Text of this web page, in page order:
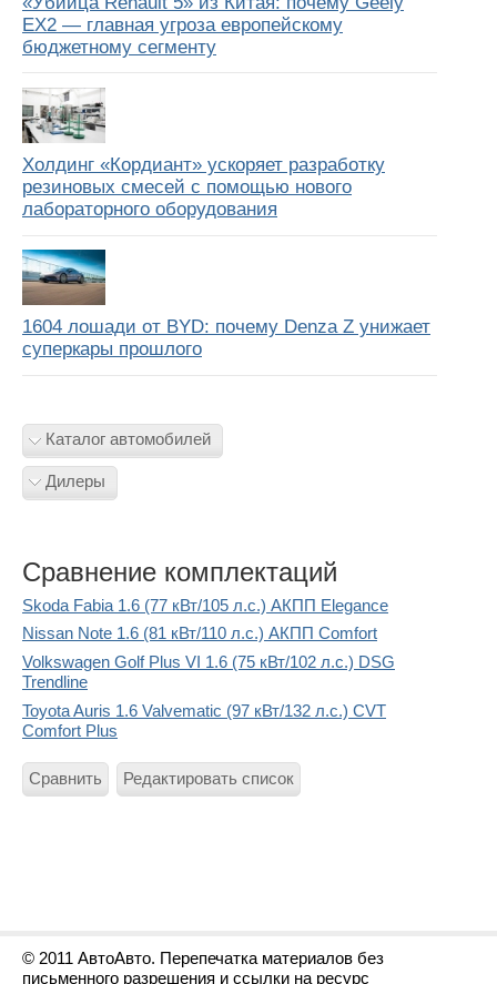
EX2 — главная угроза европейскому
бюджетному сегменту
Холдинг «Кордиант» ускоряет разработку
резиновых смесей с помощью нового
лабораторного оборудования
1604 лошади от BYD: почему Denza Z унижает
суперкары прошлого
Каталог автомобилей
Дилеры
Сравнение комплектаций
Skoda Fabia 1.6 (77 кВт/105 л.с.) АКПП Elegance
Nissan Note 1.6 (81 кВт/110 л.с.) АКПП Comfort
Volkswagen Golf Plus VI 1.6 (75 кВт/102 л.с.) DSG
Trendline
Toyota Auris 1.6 Valvematic (97 кВт/132 л.с.) CVT
Comfort Plus
Сравнить Редактировать список
© 2011 АвтоАвто. Перепечатка материалов без
письменного разрешения и ссылки на ресурс